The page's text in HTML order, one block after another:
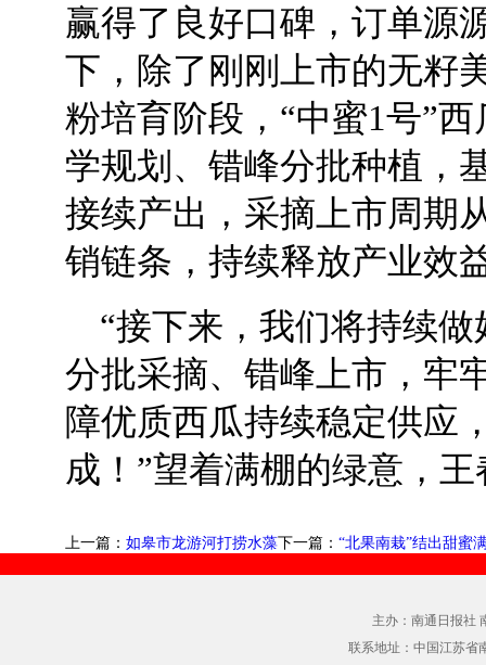
赢得了良好口碑，订单源
下，除了刚刚上市的无籽
粉培育阶段，“中蜜1号”
学规划、错峰分批种植，
接续产出，采摘上市周期
销链条，持续释放产业效
“接下来，我们将持续
分批采摘、错峰上市，牢
障优质西瓜持续稳定供应
成！”望着满棚的绿意，
上一篇： 如皋市龙游河打捞水藻下一篇： “北果南栽”结出甜蜜
主办：南通日报社
联系地址：中国江苏省